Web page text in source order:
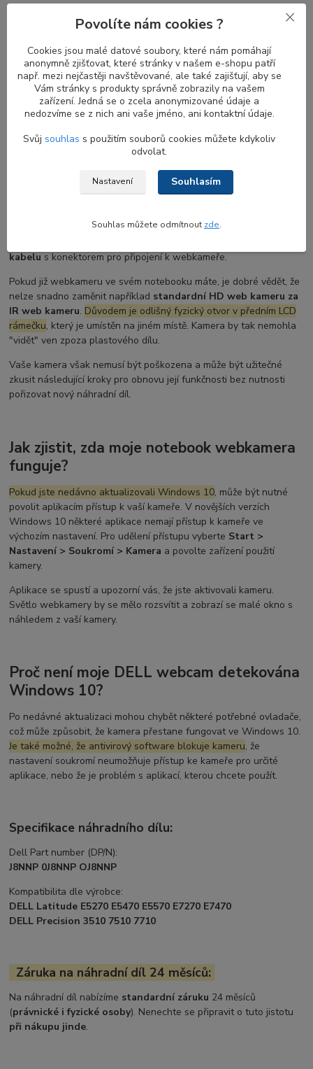
proximity
senzoru a IR kameryje ideální kombinací pro zvýšení bezpečnosti
jakmile se vrátíte, obrazovka se zapne aIR kamerazačne hledat
váš obličej pro přihlášení.Proximity senzorbezWindows Hello
je stále užitečný pro automatické zamykání vašeho notebooku,
když u něj nejste.
Co zvážit před výměnou web kamery HD u
Pokud váš notebook dosud žádnou webkameru neměl, její
LCD displej rámečku s otvorem pro webkameru
kabelu s konektorem pro připojení k webkameře.
Pokud již webkameru ve svém notebooku máte, je dobré vědět, že
nelze snadno zaměnit například standardní HD web kameru za
IR web kameru. Důvodem je odlišný fyzický otvor v předním LCD
rámečku, který je umístěn na jiném místě. Kamera by tak nemohla
"vidět" ven zpoza plastového dílu.
Vaše kamera však nemusí být poškozena a může být užitečné
zkusit následující kroky pro obnovu její funkčnosti bez nutnosti
pořizovat nový náhradní díl.
Jak zjistit, zda moje notebook webkamera
funguje?
Pokud jste nedávno aktualizovali Windows 10, může být nutné
povolit aplikacím přístup k vaší kameře. V novějších verzích
Windows 10 některé aplikace nemají přístup k kameře ve
výchozím nastavení. Pro udělení přístupu vyberte Start >
Nastavení > Soukromí > Kamera a povolte zařízení použití
kamery.
Aplikace se spustí a upozorní vás, že jste aktivovali kameru.
Světlo webkamery by se mělo rozsvítit a zobrazí se malé okno s
náhledem z vaší kamery.
Proč není moje DELL webcam detekována
Windows 10?
Po nedávné aktualizaci mohou chybět některé potřebné ovladače,
což může způsobit, že kamera přestane fungovat ve Windows 10.
Je také možné, že antivirový software blokuje kameru, že
nastavení soukromí neumožňuje přístup ke kameře pro určité
aplikace, nebo že je problém s aplikací, kterou chcete použít.
Specifikace náhradního dílu:
Dell Part number (DP/N):
J8NNP 0J8NNP OJ8NNP
Kompatibilita dle výrobce:
DELL Latitude E5270 E5470 E5570 E7270 E7470
DELL Precision 3510 7510 7710
Záruka na náhradní díl 24 měsíců:
Na náhradní díl nabízíme standardní záruku 24 měsíců
(právnické i fyzické osoby). Nenechte se připravit o tuto jistotu
při nákupu jinde.
Povolíte nám cookies ?
Cookies jsou malé datové soubory, které nám pomáhají
anonymně zjišťovat, které stránky v našem e-shopu patří
např. mezi nejčastěji navštěvované, ale také zajišťují, aby se
Vám stránky s produkty správně zobrazily na vašem
zařízení. Jedná se o zcela anonymizované údaje a
nedozvíme se z nich ani vaše jméno, ani kontaktní údaje.
Svůj souhlas s použitím souborů cookies můžete kdykoliv
odvolat.
Nastavení Souhlasím
Souhlas můžete odmítnout zde.